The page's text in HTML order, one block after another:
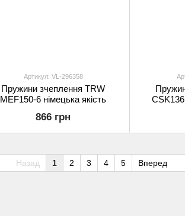
Артикул: VL-296358
Пружини зчеплення TRW
MEF150-6 німецька якість
866 грн
CSK136
Назад 1 2 3 4 5 Вперед